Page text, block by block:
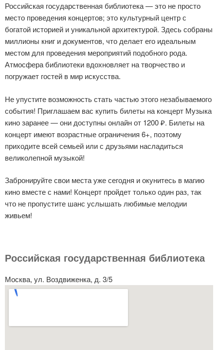
Российская государственная библиотека — это не просто
место проведения концертов; это культурный центр с
богатой историей и уникальной архитектурой. Здесь собраны
миллионы книг и документов, что делает его идеальным
местом для проведения мероприятий подобного рода.
Атмосфера библиотеки вдохновляет на творчество и
погружает гостей в мир искусства.
Не упустите возможность стать частью этого незабываемого
события! Приглашаем вас купить билеты на концерт Музыка
кино заранее — они доступны онлайн от 1200 ₽. Билеты на
концерт имеют возрастные ограничения 6+, поэтому
приходите всей семьей или с друзьями насладиться
великолепной музыкой!
Забронируйте свои места уже сегодня и окунитесь в магию
кино вместе с нами! Концерт пройдет только один раз, так
что не пропустите шанс услышать любимые мелодии
живьем!
Российская государственная библиотека
Москва, ул. Воздвиженка, д. 3/5